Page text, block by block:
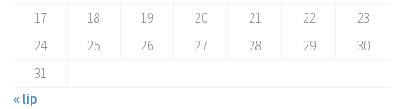
17
18 19 20 21 22
23
24
25 26 27 28 29
30
31
« lip